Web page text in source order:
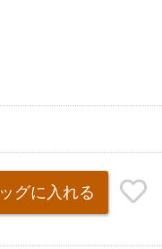
グに入れる